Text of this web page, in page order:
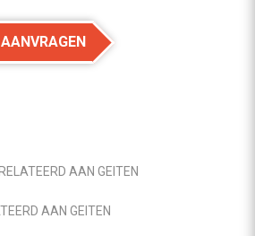
AAN GEITEN
AAN GEITEN